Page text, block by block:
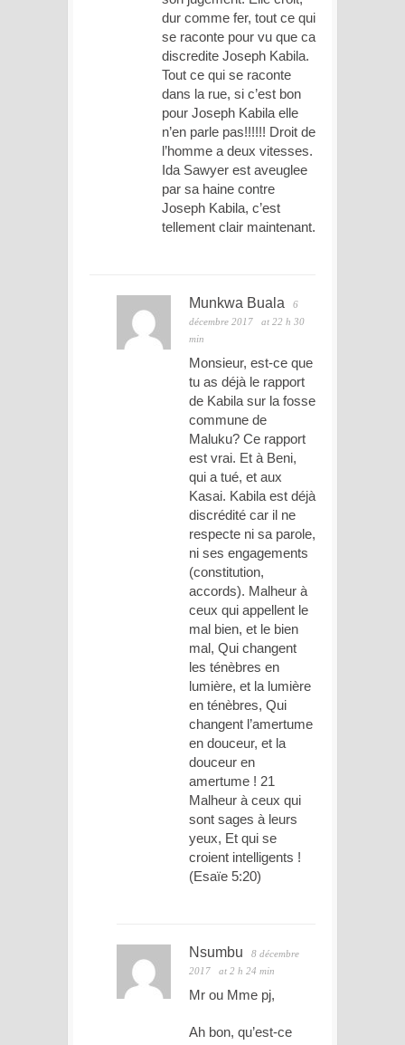
dur comme fer, tout ce qui
se raconte pour vu que ca
discredite Joseph Kabila.
Tout ce qui se raconte
dans la rue, si c’est bon
pour Joseph Kabila elle
n’en parle pas!!!!!! Droit de
l’homme a deux vitesses.
Ida Sawyer est aveuglee
par sa haine contre
Joseph Kabila, c’est
tellement clair maintenant.
Munkwa Buala
6
décembre 2017
at 22 h 30
min
Monsieur, est-ce que
tu as déjà le rapport
de Kabila sur la fosse
commune de
Maluku? Ce rapport
est vrai. Et à Beni,
qui a tué, et aux
Kasai. Kabila est déjà
discrédité car il ne
respecte ni sa parole,
ni ses engagements
(constitution,
accords). Malheur à
ceux qui appellent le
mal bien, et le bien
mal, Qui changent
les ténèbres en
lumière, et la lumière
en ténèbres, Qui
changent l’amertume
en douceur, et la
douceur en
amertume ! 21
Malheur à ceux qui
sont sages à leurs
yeux, Et qui se
croient intelligents !
(Esaïe 5:20)
Nsumbu
8 décembre
2017
at 2 h 24 min
Mr ou Mme pj,
Ah bon, qu’est-ce